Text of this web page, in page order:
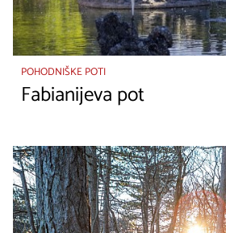
POHODNIŠKE POTI
Fabianijeva pot